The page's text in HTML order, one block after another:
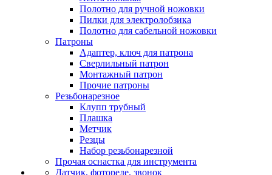
Полотно для ручной ножовки
Пилки для электролобзика
Полотно для сабельной ножовки
Патроны
Адаптер, ключ для патрона
Сверлильный патрон
Монтажный патрон
Прочие патроны
Резьбонарезное
Клупп трубный
Плашка
Метчик
Резцы
Набор резьбонарезной
Прочая оснастка для инструмента
Датчик, фотореле, звонок